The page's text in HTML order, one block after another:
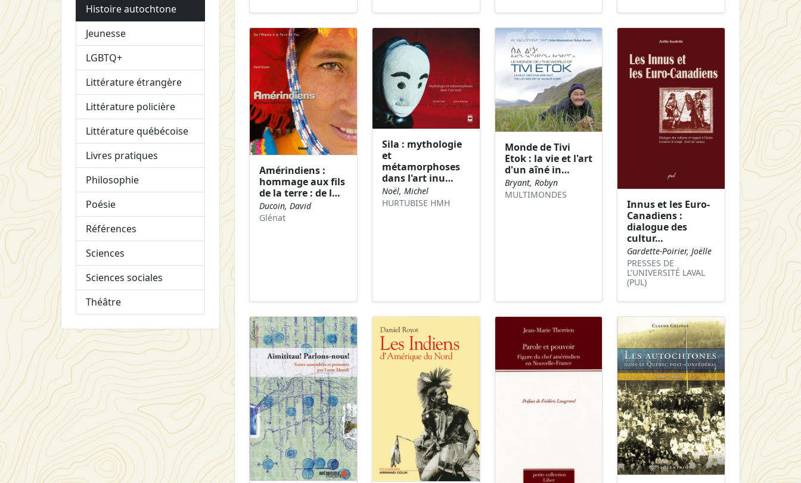
Histoire autochtone
Jeunesse
LGBTQ+
Littérature étrangère
Littérature policière
Littérature québécoise
Livres pratiques
Philosophie
Poésie
Références
Sciences
Sciences sociales
Théâtre
Amérindiens :
hommage aux fils
de la terre : de l…
Ducoin, David
Glénat
Sila : mythologie
et
métamorphoses
dans l'art inu…
Noël, Michel
HURTUBISE HMH
Monde de Tivi
Etok : la vie et l'art
d'un aîné in…
Bryant, Robyn
MULTIMONDES
Innus et les Euro-
Canadiens :
dialogue des
cultur…
Gardette-Poirier, Joëlle
PRESSES DE
L'UNIVERSITÉ LAVAL
(PUL)